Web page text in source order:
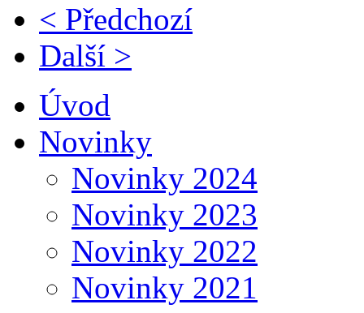
< Předchozí
Další >
Úvod
Novinky
Novinky 2024
Novinky 2023
Novinky 2022
Novinky 2021